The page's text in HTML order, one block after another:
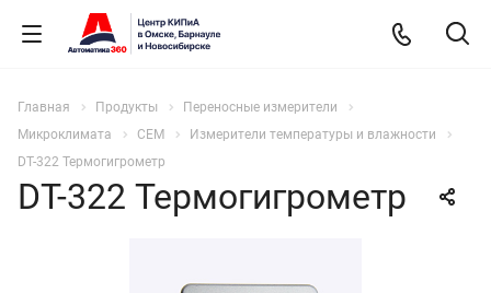
Главная Продукты
Переносные измерители
Микроклимата
CEM
Измерители температуры и влажности
DT-322 Термогигрометр
DT-322 Термогигрометр